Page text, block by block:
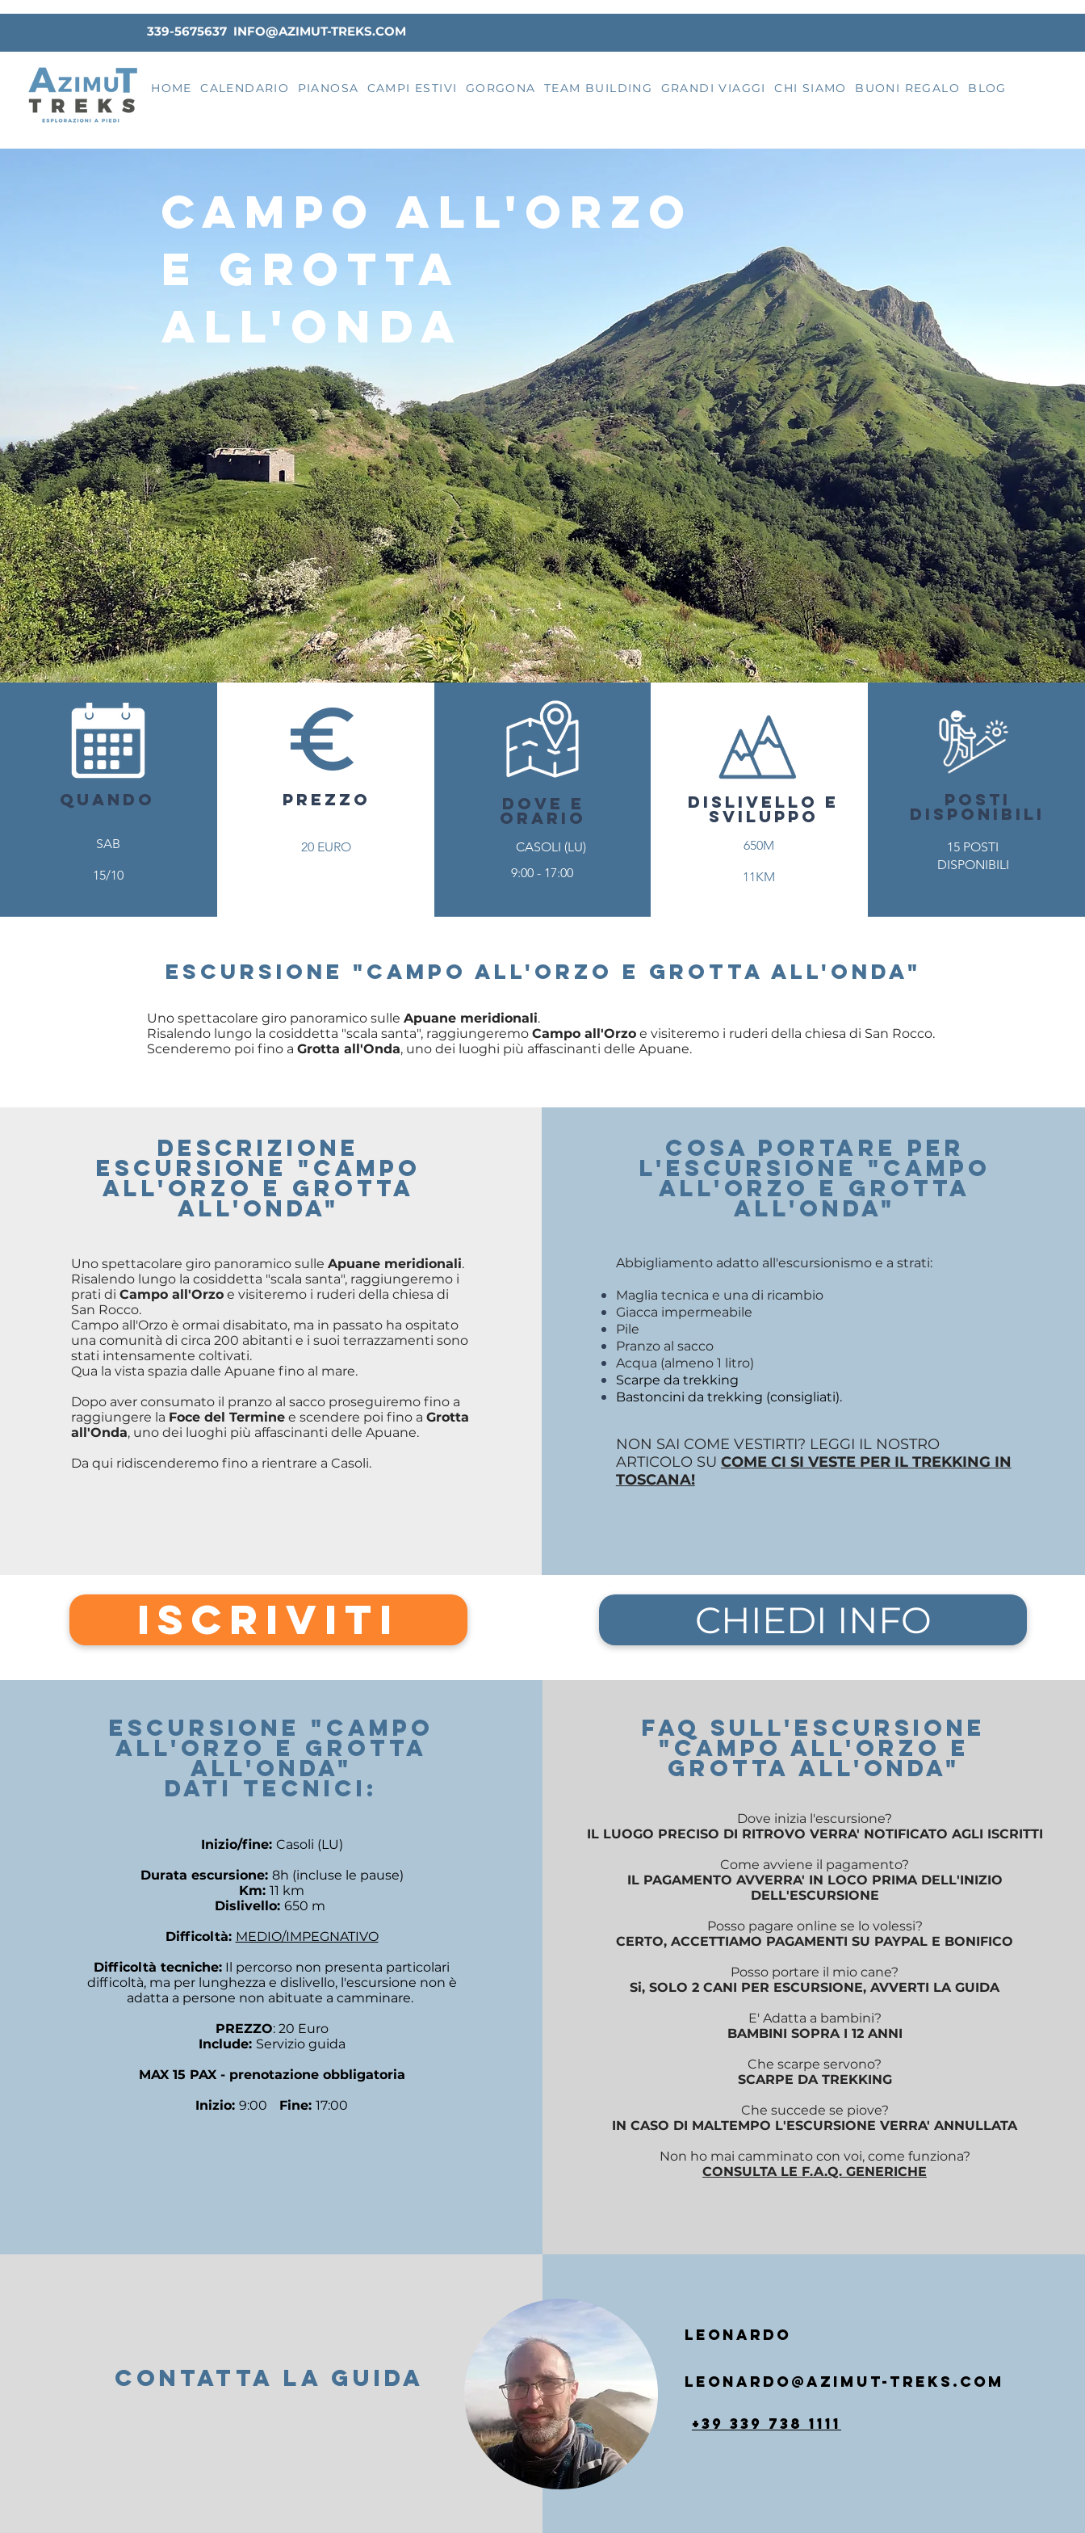
339-5675637 INFO@AZIMUT-TREKS.COM
HOME CALENDARIO PIANOSA CAMPI ESTIVI GORGONA TEAM BUILDING GRANDI VIAGGI CHI SIAMO BUONI REGALO BLOG
CAMPO ALL'ORZO
E GROTTA
ALL'ONDA
QUANDO
SAB
15/10
PREZZO
PREZZO
20 EURO
DOVE E
ORARIO
CASOLI (LU)
9:00 - 17:00
DISLIVELLO E
SVILUPPO
650M
11KM
POSTI
DISPONIBILI
15 POSTI
DISPONIBILI
ESCURSIONE "CAMPO ALL'ORZO E GROTTA ALL'ONDA"
Uno spettacolare giro panoramico sulle Apuane meridionali.
Risalendo lungo la cosiddetta "scala santa", raggiungeremo Campo all'Orzo e visiteremo i ruderi della chiesa di San Rocco.
Scenderemo poi fino a Grotta all'Onda, uno dei luoghi più affascinanti delle Apuane.
descrizione
escursione "CAMPO
ALL'ORZO E GROTTA
ALL'ONDA"
Uno spettacolare giro panoramico sulle Apuane meridionali.
Risalendo lungo la cosiddetta "scala santa", raggiungeremo i
prati di Campo all'Orzoe visiteremo i ruderi della chiesa di
San Rocco.
Campo all'Orzo è ormai disabitato, ma in passato ha ospitato
una comunità di circa 200 abitanti e i suoi terrazzamenti sono
stati intensamente coltivati.
Qua la vista spazia dalle Apuane fino al mare.
Dopo aver consumato il pranzo al sacco proseguiremo fino a
raggiungere la Foce del Terminee scendere poi fino a Grotta
all'Onda, uno dei luoghi più affascinanti delle Apuane.
Da qui ridiscenderemo fino a rientrare a Casoli.
COSA PORTARE PER
l'escursione "CAMPO
ALL'ORZO E GROTTA
ALL'ONDA"
Abbigliamento adatto all'escursionismo e a strati:
Maglia tecnica e una di ricambio
Giacca impermeabile
Pile
Pranzo al sacco
Acqua (almeno 1 litro)
Scarpe da trekking
Bastoncini da trekking (consigliati).
NON SAI COME VESTIRTI? LEGGI IL NOSTRO
ARTICOLO SU COME CI SI VESTE PER IL TREKKING IN
TOSCANA!
ISCRIVITI CHIEDI INFO
escursione "CAMPO
ALL'ORZO E GROTTA
ALL'ONDA"
DATI TECNICI:
Inizio/fine: Casoli (LU)
Durata escursione: 8h (incluse le pause)
Km: 11 km
Dislivello: 650 m
Difficoltà: MEDIO/IMPEGNATIVO
Difficoltà tecniche: Il percorso non presenta particolari
difficoltà, ma per lunghezza e dislivello, l'escursione non è
adatta a persone non abituate a camminare.
PREZZO: 20 Euro
Include: Servizio guida
MAX 15 PAX - prenotazione obbligatoria
Inizio: 9:00 Fine: 17:00
FAQ SUll'ESCURSIONE
"CAMPO ALL'ORZO E
GROTTA ALL'ONDA"
Dove inizia l'escursione?
IL LUOGO PRECISO DI RITROVO VERRA' NOTIFICATO AGLI ISCRITTI
Come avviene il pagamento?
IL PAGAMENTO AVVERRA' IN LOCO PRIMA DELL'INIZIO
DELL'ESCURSIONE
Posso pagare online se lo volessi?
CERTO, ACCETTIAMO PAGAMENTI SU PAYPAL E BONIFICO
Posso portare il mio cane?
Si, SOLO 2 CANI PER ESCURSIONE, AVVERTI LA GUIDA
E' Adatta a bambini?
BAMBINI SOPRA I 12 ANNI
Che scarpe servono?
SCARPE DA TREKKING
Che succede se piove?
IN CASO DI MALTEMPO L'ESCURSIONE VERRA' ANNULLATA
Non ho mai camminato con voi, come funziona?
CONSULTA LE F.A.Q. GENERICHE
CONTATTA LA GUIDA
LEONARDO
LEONARDO@AZIMUT-TREKS.COM
+39 339 738 1111